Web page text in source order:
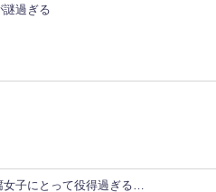
謎過ぎる
子にとって役得過ぎる…